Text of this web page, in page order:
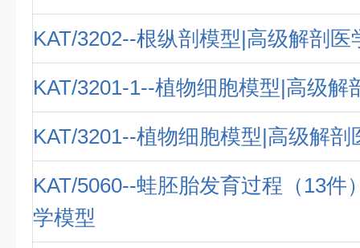
KAT/3202--根纵剖模型|高级解剖医
KAT/3201-1--植物细胞模型|高级解
KAT/3201--植物细胞模型|高级解剖
KAT/5060--蛙胚胎发育过程（13件
学模型